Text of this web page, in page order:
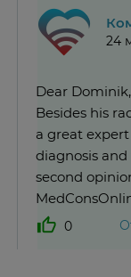
24
Dear
Besides his
a great
diagnosis
second
0